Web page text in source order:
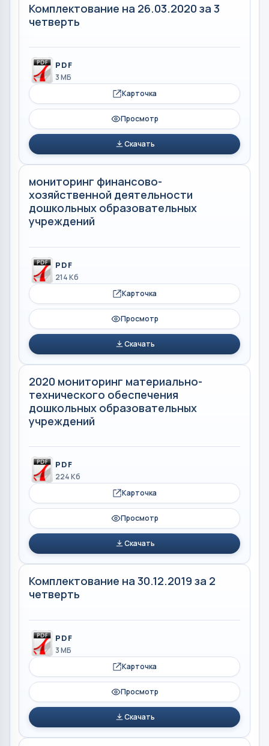
Комплектование на 26.03.2020 за 3
четверть
PDF
3 МБ
Карточка
Просмотр
Скачать
мониторинг финансово-
хозяйственной деятельности
дошкольных образовательных
учреждений
PDF
214 Кб
Карточка
Просмотр
Скачать
2020 мониторинг материально-
технического обеспечения
дошкольных образовательных
учреждений
PDF
224 Кб
Карточка
Просмотр
Скачать
Комплектование на 30.12.2019 за 2
четверть
PDF
3 МБ
Карточка
Просмотр
Скачать